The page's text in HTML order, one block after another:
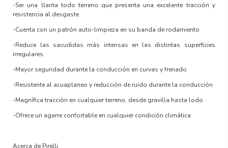
-Ser una llanta todo terreno que presenta una excelente tracción y
resistencia al desgaste
-Cuenta con un patrón auto-limpieza en su banda de rodamiento
-Reduce las sacudidas más intensas en las distintas superficies
irregulares
-Mayor seguridad durante la conducción en curvas y frenado
-Resistente al acuaplaneo y reducción de ruido durante la conducción
-Magnífica tracción en cualquier terreno, desde gravilla hasta lodo
-Ofrece un agarre confortable en cualquier condición climática
Acerca de Pirelli